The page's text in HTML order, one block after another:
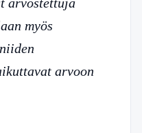
myös
arvoon